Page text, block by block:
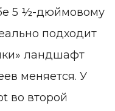
5 ½-дюймовому
подходит
ландшафт
меняется. У
во второй